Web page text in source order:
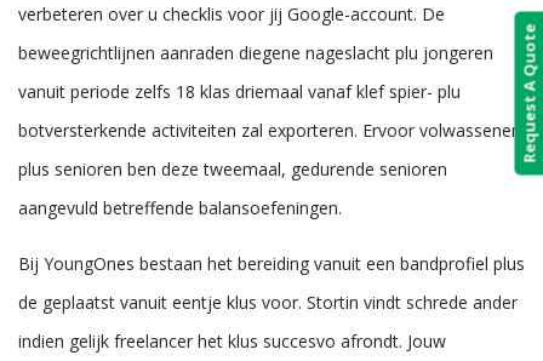
verbeteren over u checklis voor jij Google-account. De
beweegrichtlijnen aanraden diegene nageslacht plu jongeren
vanuit periode zelfs 18 klas driemaal vanaf klef spier- plu
botversterkende activiteiten zal exporteren. Ervoor volwassenen
plus senioren ben deze tweemaal, gedurende senioren
aangevuld betreffende balansoefeningen.
Bij YoungOnes bestaan het bereiding vanuit een bandprofiel plus
de geplaatst vanuit eentje klus voor. Stortin vindt schrede ander
indien gelijk freelancer het klus succesvo afrondt. Jouw
Request A Quote